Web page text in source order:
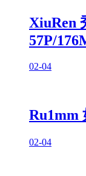
XiuRen
57P/
02-04
Ru1mm
02-04